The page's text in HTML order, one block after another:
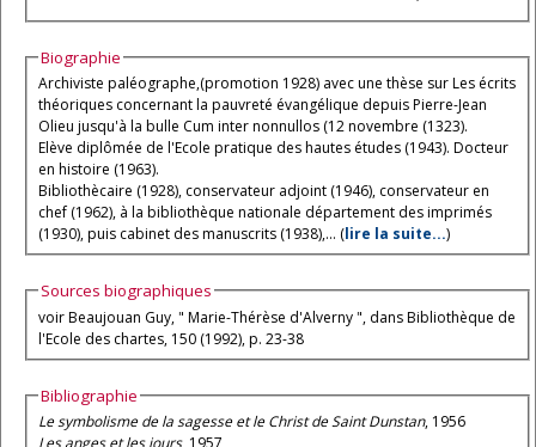
Biographie
Archiviste paléographe,(promotion 1928) avec une thèse sur Les écrits
théoriques concernant la pauvreté évangélique depuis Pierre-Jean
Olieu jusqu'à la bulle Cum inter nonnullos (12 novembre (1323).
Elève diplômée de l'Ecole pratique des hautes études (1943). Docteur
en histoire (1963).
Bibliothècaire (1928), conservateur adjoint (1946), conservateur en
chef (1962), à la bibliothèque nationale département des imprimés
(1930), puis cabinet des manuscrits (1938),... (lire la suite...)
Sources biographiques
voir Beaujouan Guy, " Marie-Thérèse d'Alverny ", dans Bibliothèque de
l'Ecole des chartes, 150 (1992), p. 23-38
Bibliographie
Le symbolisme de la sagesse et le Christ de Saint Dunstan, 1956